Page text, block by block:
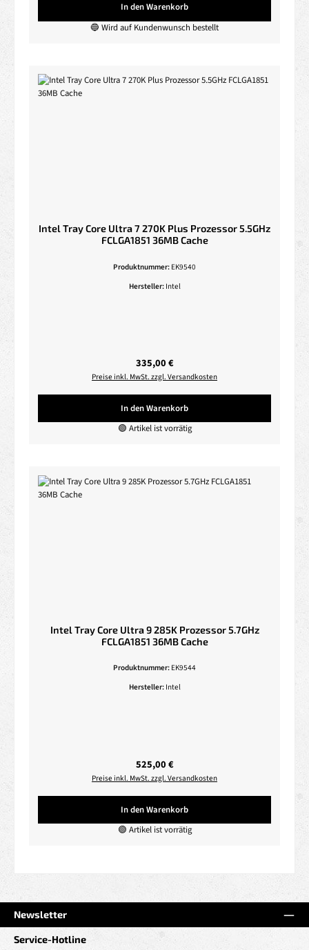
In den Warenkorb
🔵 Wird auf Kundenwunsch bestellt
Intel Tray Core Ultra 7 270K Plus Prozessor 5.5GHz
FCLGA1851 36MB Cache
Produktnummer: EK9540
Hersteller: Intel
Regulärer Preis:
335,00 €
Preise inkl. MwSt. zzgl. Versandkosten
In den Warenkorb
🟢 Artikel ist vorrätig
Intel Tray Core Ultra 9 285K Prozessor 5.7GHz
FCLGA1851 36MB Cache
Produktnummer: EK9544
Hersteller: Intel
Regulärer Preis:
525,00 €
Preise inkl. MwSt. zzgl. Versandkosten
In den Warenkorb
🟢 Artikel ist vorrätig
Newsletter
Service-Hotline